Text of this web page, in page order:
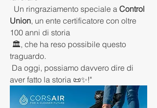
  Un ringraziamento speciale a
Control
Union, un ente certificatore con oltre
100 anni di storia
traguardo.
aver fatto la storia 📜✨!"